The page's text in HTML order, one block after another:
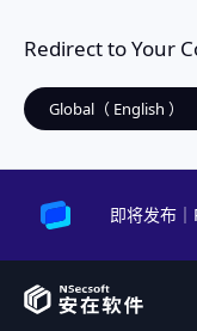
Redirect to Your
Global（ English ）
即将发布